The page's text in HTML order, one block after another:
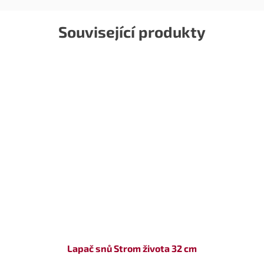
Související produkty
Lapač snů Strom života 32 cm